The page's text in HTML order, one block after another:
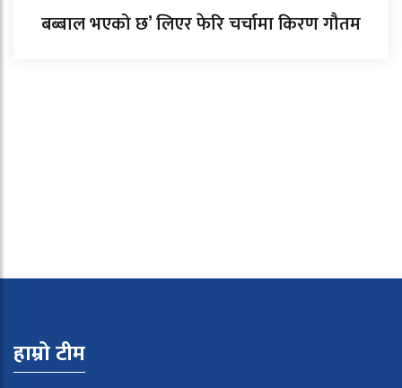
बब्बाल भएको छ’ लिएर फेरि चर्चामा किरण गौतम
हाम्रो टीम